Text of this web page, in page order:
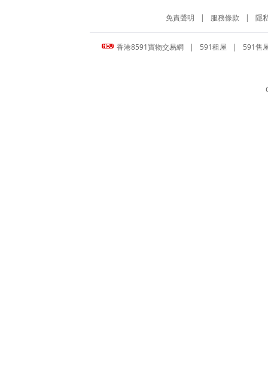
免責聲明 | 服務條款 | 隱
香港8591寶物交易網 | 591租屋 | 591售